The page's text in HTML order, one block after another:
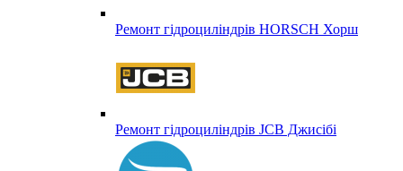
Ремонт гідроциліндрів HORSCH Хорш
Ремонт гідроциліндрів JCB Джисібі